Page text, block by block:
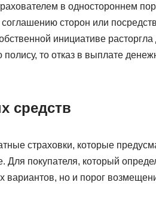
в одностороннем
сторон или
инициативе
полису, то отказ в выплате
средств
страховки, которые
покупателя, который
вариантов, но и порог